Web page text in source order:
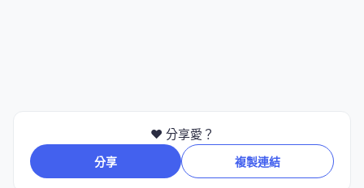
❤️ 分享愛？
分享 複製連結